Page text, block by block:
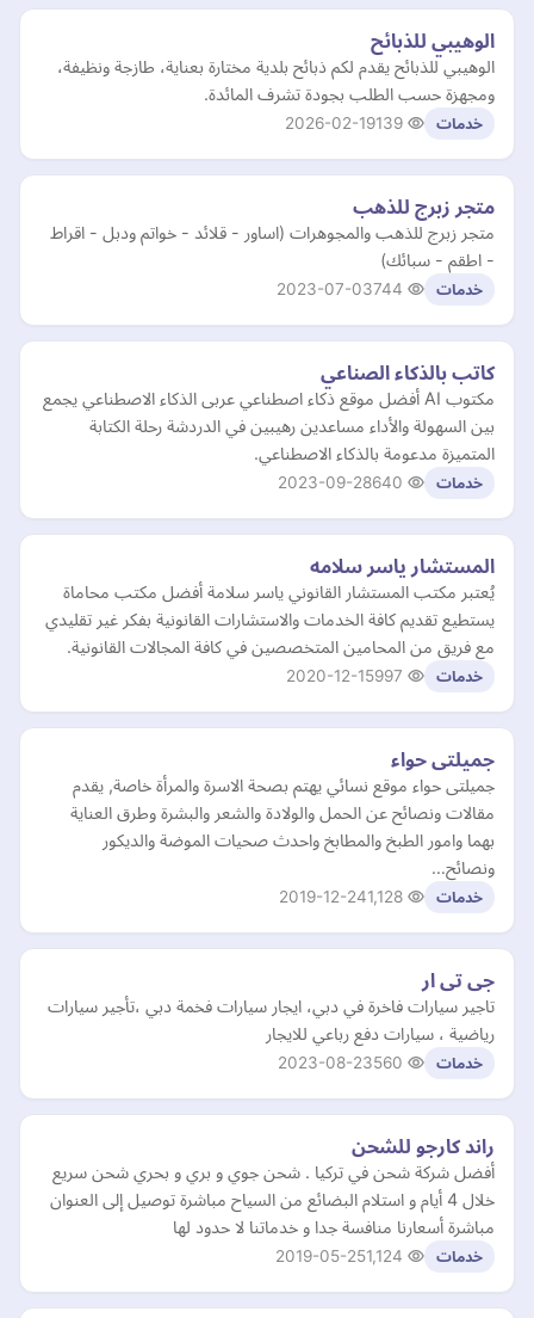
الوهيبي للذبائح
الوهيبي للذبائح يقدم لكم ذبائح بلدية مختارة بعناية، طازجة ونظيفة،
ومجهزة حسب الطلب بجودة تشرف المائدة.
خدمات 2026-02-19
متجر زبرج للذهب
متجر زبرج للذهب والمجوهرات (اساور - قلائد - خواتم ودبل - اقراط
- اطقم - سبائك)
خدمات 2023-07-03
كاتب بالذكاء الصناعي
مكتوب AI أفضل موقع ذكاء اصطناعي عربى الذكاء الاصطناعي يجمع
بين السهولة والأداء مساعدين رهيبين في الدردشة رحلة الكتابة
المتميزة مدعومة بالذكاء الاصطناعي.
خدمات 2023-09-28
المستشار ياسر سلامه
يُعتبر مكتب المستشار القانوني ياسر سلامة أفضل مكتب محاماة
يستطيع تقديم كافة الخدمات والاستشارات القانونية بفكر غير تقليدي
مع فريق من المحامين المتخصصين في كافة المجالات القانونية.
خدمات 2020-12-15
جميلتى حواء
جميلتى حواء موقع نسائي يهتم بصحة الاسرة والمرأة خاصة, يقدم
مقالات ونصائح عن الحمل والولادة والشعر والبشرة وطرق العناية
بهما وامور الطبخ والمطابخ واحدث صحيات الموضة والديكور
ونصائح…
خدمات 2019-12-24
جى تى ار
تاجير سيارات فاخرة في دبي، ايجار سيارات فخمة دبي ،تأجير سيارات
رياضية ، سيارات دفع رباعي للايجار
خدمات 2023-08-23
راند كارجو للشحن
أفضل شركة شحن في تركيا . شحن جوي و بري و بحري شحن سريع
خلال 4 أيام و استلام البضائع من السياح مباشرة توصيل إلى العنوان
مباشرة أسعارنا منافسة جدا و خدماتنا لا حدود لها
خدمات 2019-05-25